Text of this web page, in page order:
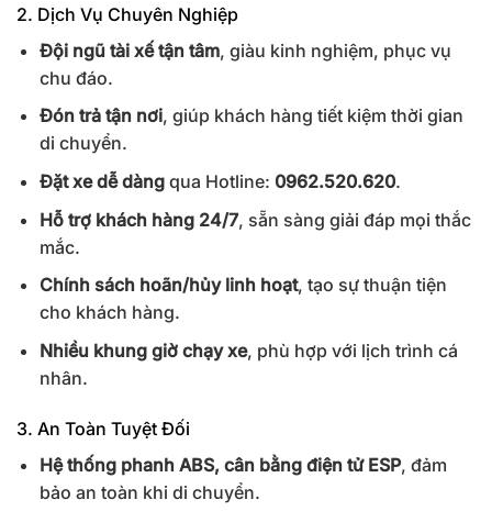
2. Dịch Vụ Chuyên Nghiệp
Đội ngũ tài xế tận tâm, giàu kinh nghiệm, phục vụ
chu đáo.
Đón trả tận nơi, giúp khách hàng tiết kiệm thời gian
di chuyển.
Đặt xe dễ dàngqua Hotline: 0962.520.620.
Hỗ trợ khách hàng 24/7, sẵn sàng giải đáp mọi thắc
mắc.
Chính sách hoãn/hủy linh hoạt, tạo sự thuận tiện
cho khách hàng.
Nhiều khung giờ chạy xe, phù hợp với lịch trình cá
nhân.
3. An Toàn Tuyệt Đối
Hệ thống phanh ABS, cân bằng điện tử ESP, đảm
bảo an toàn khi di chuyển.